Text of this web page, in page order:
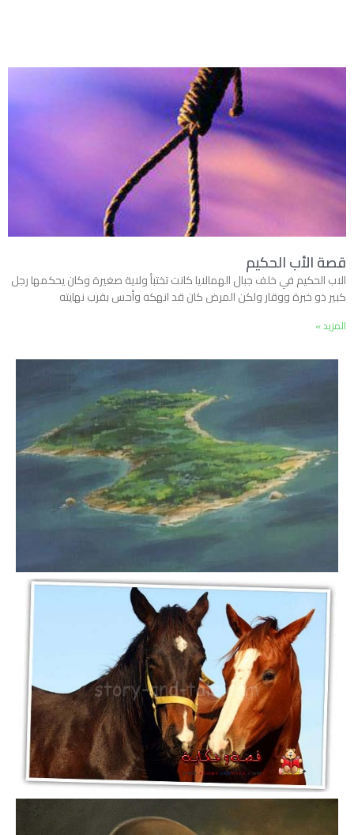
قصة الأب الحكيم
الاب الحكيم في خلف جبال الهمالايا كانت تختبأ ولاية صغيرة وكان يحكمها رجل
كبير ذو خبرة ووقار ولكن المرض كان قد انهكه وأحس بقرب نهايته
المزيد »